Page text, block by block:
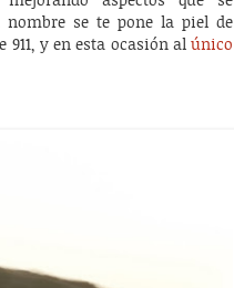
nombre se te pone la piel de
911, y en esta ocasión al único